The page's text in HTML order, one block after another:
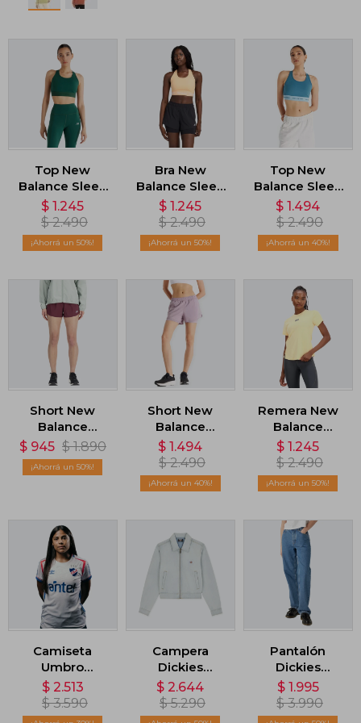
Top New
Balance Sleek
Medium
Support -
Verde
$ 1.245
$ 2.490
50
Bra New
Balance Sleek
Medium
Support -
Naranja
$ 1.245
$ 2.490
50
Top New
Balance Sleek
- Azul
$ 1.494
$ 2.490
40
Short New
Balance
Accelerate 2.5
inch - Rojo
$ 945 $ 1.890
50
Short New
Balance
Essentials 2-in-
1 Short -
Violeta
$ 1.494
$ 2.490
40
Remera New
Balance
Impact Run -
Naranja
$ 1.245
$ 2.490
50
Camiseta
Umbro
Nacional
Home Oficial
2025 - Blanco
$ 2.513
$ 3.590
Campera
Dickies
Madison - Azul
$ 2.644
$ 5.290
Pantalón
Dickies
Thomasville
Regular Fit -
Azul
$ 1.995
$ 3.990